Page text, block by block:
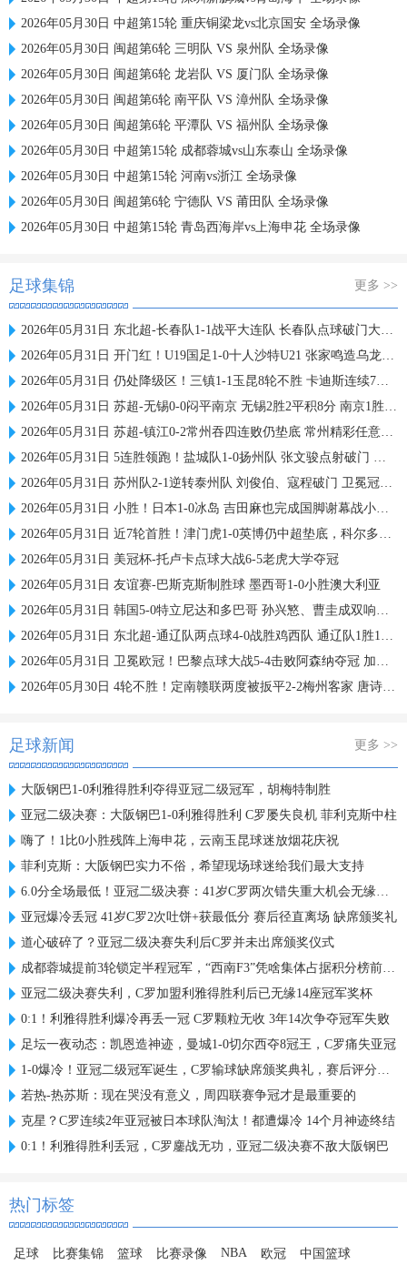
2026年05月30日 中超第15轮 重庆铜梁龙vs北京国安 全场录像
2026年05月30日 闽超第6轮 三明队 VS 泉州队 全场录像
2026年05月30日 闽超第6轮 龙岩队 VS 厦门队 全场录像
2026年05月30日 闽超第6轮 南平队 VS 漳州队 全场录像
2026年05月30日 闽超第6轮 平潭队 VS 福州队 全场录像
2026年05月30日 中超第15轮 成都蓉城vs山东泰山 全场录像
2026年05月30日 中超第15轮 河南vs浙江 全场录像
2026年05月30日 闽超第6轮 宁德队 VS 莆田队 全场录像
2026年05月30日 中超第15轮 青岛西海岸vs上海申花 全场录像
足球集锦 更多 >>
2026年05月31日 东北超-长春队1-1战平大连队 长春队点球破门大连队补射扳平
2026年05月31日 开门红！U19国足1-0十人沙特U21 张家鸣造乌龙下轮战民主刚果U23
2026年05月31日 仍处降级区！三镇1-1玉昆8轮不胜 卡迪斯连续7场破门黄紫昌扳平
2026年05月31日 苏超-无锡0-0闷平南京 无锡2胜2平积8分 南京1胜2平1负积5分
2026年05月31日 苏超-镇江0-2常州吞四连败仍垫底 常州精彩任意球配合李霄鹏破门
2026年05月31日 5连胜领跑！盐城队1-0扬州队 张文骏点射破门 扬州队5场仅1胜
2026年05月31日 苏州队2-1逆转泰州队 刘俊伯、寇程破门 卫冕冠军新赛季1胜3负
2026年05月31日 小胜！日本1-0冰岛 吉田麻也完成国脚谢幕战小川航基替补头球绝杀
2026年05月31日 近7轮首胜！津门虎1-0英博仍中超垫底，科尔多瓦处子球制胜
2026年05月31日 美冠杯-托卢卡点球大战6-5老虎大学夺冠
2026年05月31日 友谊赛-巴斯克斯制胜球 墨西哥1-0小胜澳大利亚
2026年05月31日 韩国5-0特立尼达和多巴哥 孙兴慜、曹圭成双响曹侑珉、裴峻浩伤退
2026年05月31日 东北超-通辽队两点球4-0战胜鸡西队 通辽队1胜1平鸡西队遭遇2连败
2026年05月31日 卫冕欧冠！巴黎点球大战5-4击败阿森纳夺冠 加布里埃尔、埃泽失点
2026年05月30日 4轮不胜！定南赣联两度被扳平2-2梅州客家 唐诗世界波冯刚破门
足球新闻 更多 >>
大阪钢巴1-0利雅得胜利夺得亚冠二级冠军，胡梅特制胜
亚冠二级决赛：大阪钢巴1-0利雅得胜利 C罗屡失良机 菲利克斯中柱
嗨了！1比0小胜残阵上海申花，云南玉昆球迷放烟花庆祝
菲利克斯：大阪钢巴实力不俗，希望现场球迷给我们最大支持
6.0分全场最低！亚冠二级决赛：41岁C罗两次错失重大机会无缘首冠
亚冠爆冷丢冠 41岁C罗2次吐饼+获最低分 赛后径直离场 缺席颁奖礼
道心破碎了？亚冠二级决赛失利后C罗并未出席颁奖仪式
成都蓉城提前3轮锁定半程冠军，“西南F3”凭啥集体占据积分榜前三？
亚冠二级决赛失利，C罗加盟利雅得胜利后已无缘14座冠军奖杯
0:1！利雅得胜利爆冷再丢一冠 C罗颗粒无收 3年14次争夺冠军失败
足坛一夜动态：凯恩造神迹，曼城1-0切尔西夺8冠王，C罗痛失亚冠
1-0爆冷！亚冠二级冠军诞生，C罗输球缺席颁奖典礼，赛后评分出炉
若热-热苏斯：现在哭没有意义，周四联赛争冠才是最重要的
克星？C罗连续2年亚冠被日本球队淘汰！都遭爆冷 14个月神迹终结
0:1！利雅得胜利丢冠，C罗鏖战无功，亚冠二级决赛不敌大阪钢巴
热门标签
足球 比赛集锦 篮球 比赛录像 NBA 欧冠 中国篮球